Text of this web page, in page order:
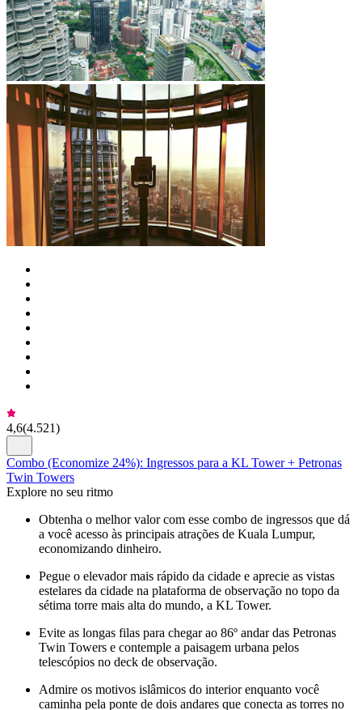
4,6(4.521)
Combo (Economize 24%): Ingressos para a KL Tower + Petronas
Twin Towers
Explore no seu ritmo
Obtenha o melhor valor com esse combo de ingressos que dá
a você acesso às principais atrações de Kuala Lumpur,
economizando dinheiro.
Pegue o elevador mais rápido da cidade e aprecie as vistas
estelares da cidade na plataforma de observação no topo da
sétima torre mais alta do mundo, a KL Tower.
Evite as longas filas para chegar ao 86º andar das Petronas
Twin Towers e contemple a paisagem urbana pelos
telescópios no deck de observação.
Admire os motivos islâmicos do interior enquanto você
caminha pela ponte de dois andares que conecta as torres no